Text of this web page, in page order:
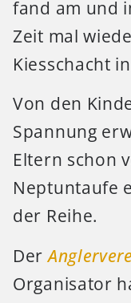
fand am und
Zeit mal
Kiesschacht
Von den
Spannung
Eltern schon
Neptuntaufe
der Reihe.
Der
Organisator